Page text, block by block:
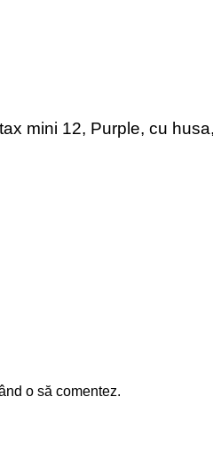
mini 12, Purple, cu
o să comentez.